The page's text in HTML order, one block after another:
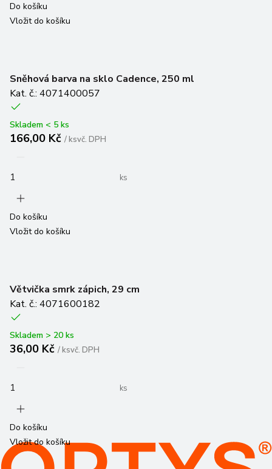
Do košíku
Vložit do košíku
Sněhová barva na sklo Cadence, 250 ml
Kat. č.: 4071400057
Skladem < 5 ks
166,00 Kč /ksvč. DPH
ks
Do košíku
Vložit do košíku
Větvička smrk zápich, 29 cm
Kat. č.: 4071600182
Skladem > 20 ks
36,00 Kč /ksvč. DPH
ks
Do košíku
Vložit do košíku